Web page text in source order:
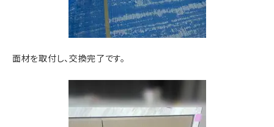
面材を取付し、交換完了です。